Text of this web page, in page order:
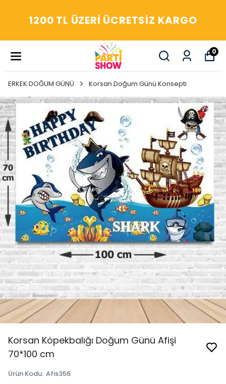
YAŞASIN! ARADIĞIM HERŞEY
PARTİ SHOW'DA
0
ERKEK DOĞUM GÜNÜ Korsan Doğum Günü Konsepti
Korsan Köpekbalığı Doğum Günü Afişi
70*100 cm
Ürün Kodu: Afis356